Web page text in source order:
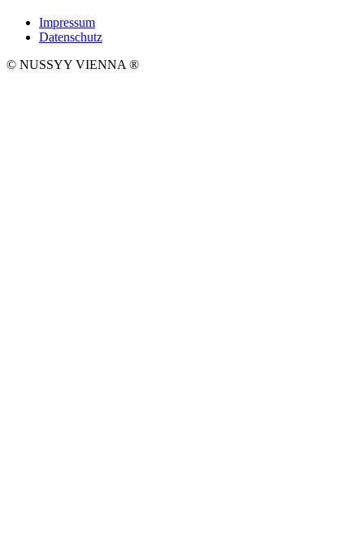
Impressum
Datenschutz
© NUSSYY VIENNA ®